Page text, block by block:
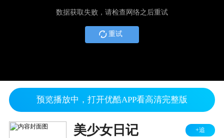
数据获取失败，请检查网络之后重试
重试
预览播放中，打开优酷APP看高清完整版
美少女日记 +追